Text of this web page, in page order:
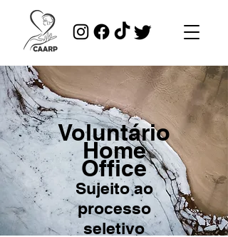
Voluntário
Home
Office
Sujeito ao
processo
seletivo